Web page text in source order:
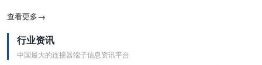
查看更多→
行业资讯
中国最大的连接器端子信息资讯平台